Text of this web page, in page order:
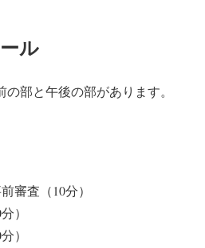
ル
部と午後の部があります。
審査（10分）
）
）